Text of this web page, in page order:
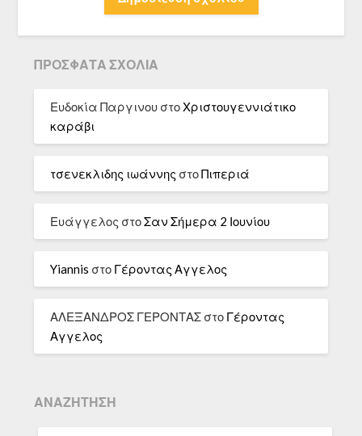
ΠΡΌΣΦΑΤΑ ΣΧΌΛΙΑ
Ευδοκία Παργινου στοΧριστουγεννιάτικο
καράβι
τσενεκλιδης ιωάννης στοΠιπεριά
Ευάγγελος στοΣαν Σήμερα 2 Ιουνίου
Yiannis στο Γέροντας Αγγελος
ΑΛΕΞΑΝΔΡΟΣ ΓΕΡΟΝΤΑΣ στο Γέροντας
Αγγελος
ΑΝΑΖΉΤΗΣΗ